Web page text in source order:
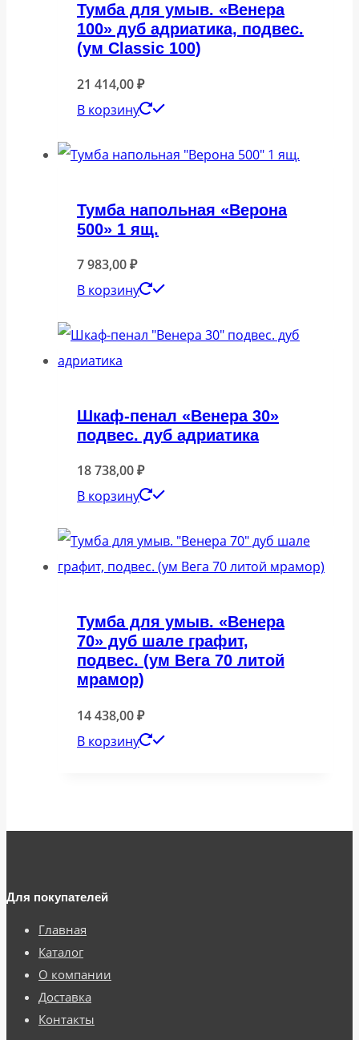
Тумба для умыв. «Венера
100» дуб адриатика, подвес.
(ум Classic 100)
21 414,00₽
В корзину
Тумба напольная «Верона
500» 1 ящ.
7 983,00₽
В корзину
Шкаф-пенал «Венера 30»
подвес. дуб адриатика
18 738,00₽
В корзину
Тумба для умыв. «Венера
70» дуб шале графит,
подвес. (ум Вега 70 литой
мрамор)
14 438,00₽
В корзину
Для покупателей
Главная
Каталог
О компании
Доставка
Контакты